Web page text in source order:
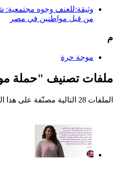
وثيقة:للعنف وجوه مجتمعية:
من قبل مواطنين في مصر
م
موجة حرة
ملفات تصنيف "حملة
الملفات 28 التالية مصنّفة على هذا التصنيف من إجمالي 28.